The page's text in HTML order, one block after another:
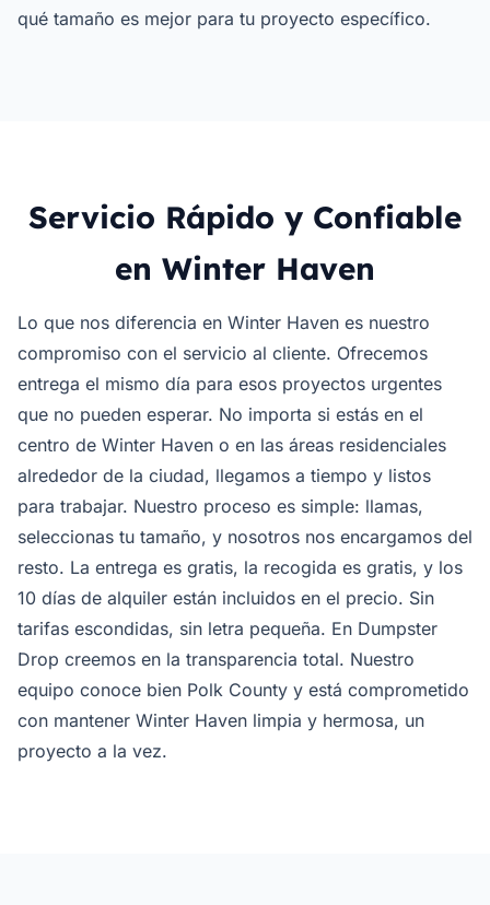
qué tamaño es mejor para tu proyecto específico.
Servicio Rápido y Confiable
en Winter Haven
Lo que nos diferencia en Winter Haven es nuestro
compromiso con el servicio al cliente. Ofrecemos
entrega el mismo día para esos proyectos urgentes
que no pueden esperar. No importa si estás en el
centro de Winter Haven o en las áreas residenciales
alrededor de la ciudad, llegamos a tiempo y listos
para trabajar. Nuestro proceso es simple: llamas,
seleccionas tu tamaño, y nosotros nos encargamos del
resto. La entrega es gratis, la recogida es gratis, y los
10 días de alquiler están incluidos en el precio. Sin
tarifas escondidas, sin letra pequeña. En Dumpster
Drop creemos en la transparencia total. Nuestro
equipo conoce bien Polk County y está comprometido
con mantener Winter Haven limpia y hermosa, un
proyecto a la vez.